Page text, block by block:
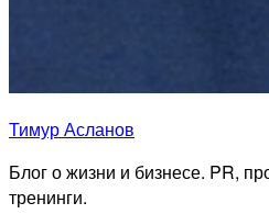
Тимур Асланов
Блог о жизни и бизнесе. PR,
тренинги.